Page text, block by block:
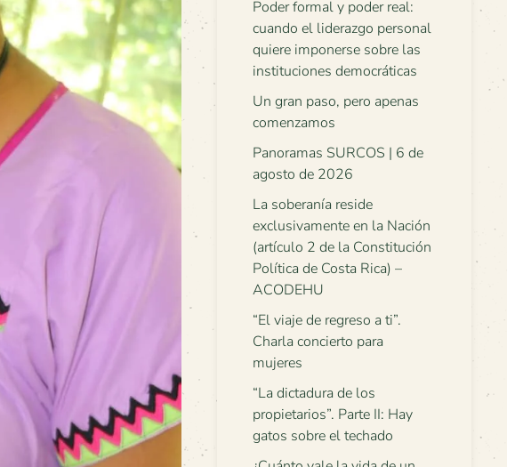
Poder formal y poder real:
cuando el liderazgo personal
quiere imponerse sobre las
instituciones democráticas
Un gran paso, pero apenas
comenzamos
Panoramas SURCOS | 6 de
agosto de 2026
La soberanía reside
exclusivamente en la Nación
(artículo 2 de la Constitución
Política de Costa Rica) –
ACODEHU
“El viaje de regreso a ti”.
Charla concierto para
mujeres
“La dictadura de los
propietarios”. Parte II: Hay
gatos sobre el techado